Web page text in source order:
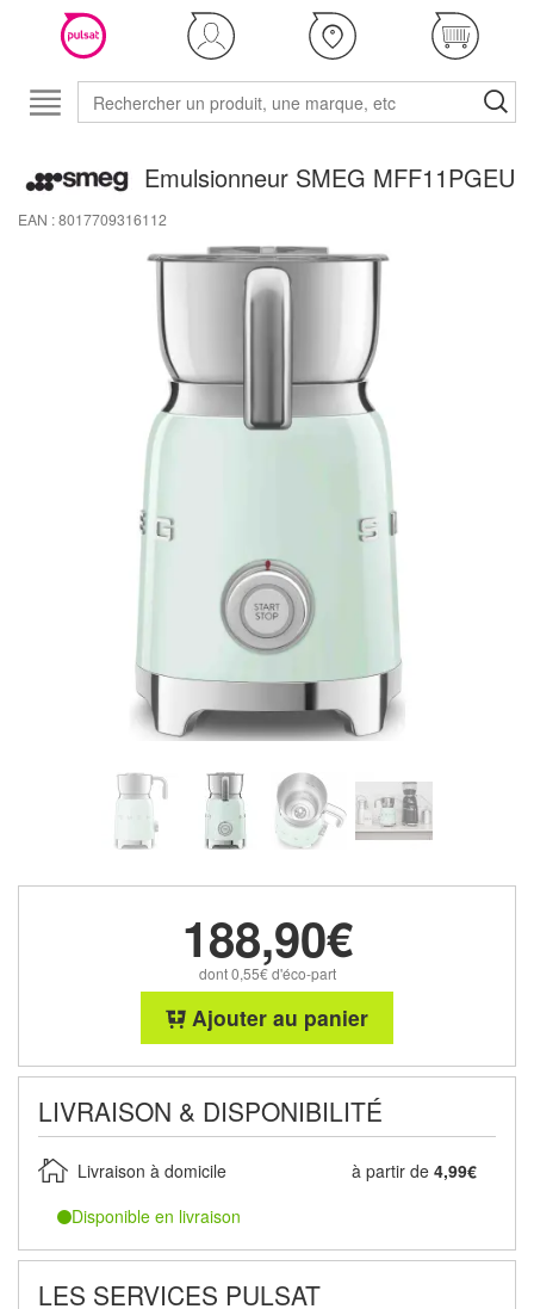
Emulsionneur SMEG MFF11PGEU
EAN : 8017709316112
188,90€
dont 0,55€ d'éco-part
Ajouter au panier
LIVRAISON & DISPONIBILITÉ
Livraison à domicile à partir de 4,99€
Disponible en livraison
LES SERVICES PULSAT